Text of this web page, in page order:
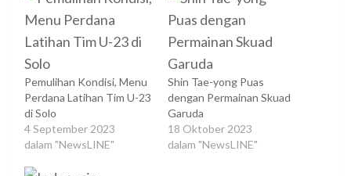
Pemulihan Kondisi, Menu
Perdana Latihan Tim U-23
di Solo
4 September 2023
dalam "NewsLINE"
Shin Tae-yong Puas
dengan Permainan Skuad
Garuda
18 Oktober 2023
dalam "NewsLINE"